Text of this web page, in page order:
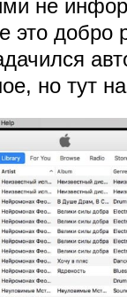
не
это добро
но тут